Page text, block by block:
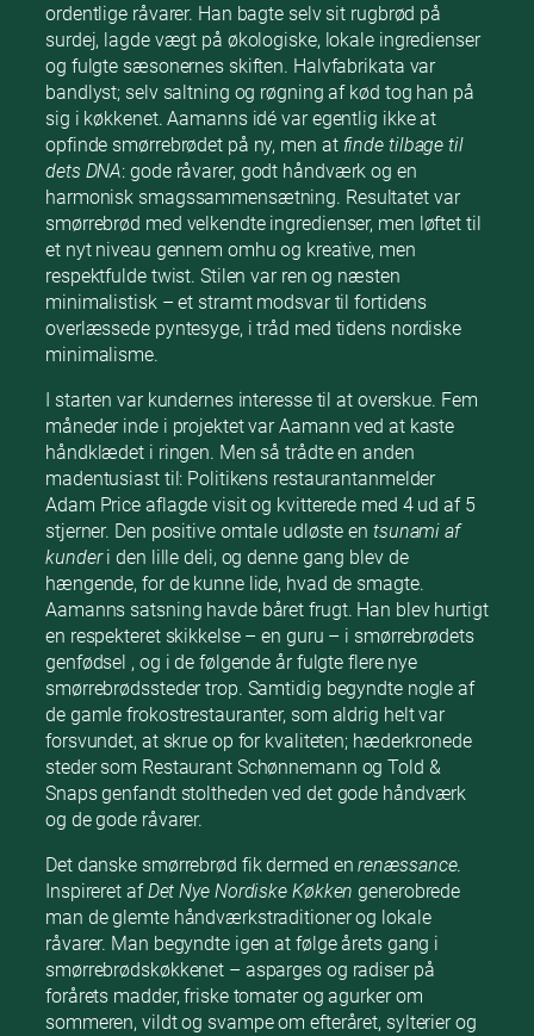
ordentlige råvarer. Han bagte selv sit rugbrød på
surdej, lagde vægt på økologiske, lokale ingredienser
og fulgte sæsonernes skiften. Halvfabrikata var
bandlyst; selv saltning og røgning af kød tog han på
sig i køkkenet. Aamanns idé var egentlig ikke at
opfinde smørrebrødet på ny, men at finde tilbage til
dets DNA: gode råvarer, godt håndværk og en
harmonisk smagssammensætning. Resultatet var
smørrebrød med velkendte ingredienser, men løftet til
et nyt niveau gennem omhu og kreative, men
respektfulde twist. Stilen var ren og næsten
minimalistisk – et stramt modsvar til fortidens
overlæssede pyntesyge, i tråd med tidens nordiske
minimalisme.
I starten var kundernes interesse til at overskue. Fem
måneder inde i projektet var Aamann ved at kaste
håndklædet i ringen. Men så trådte en anden
madentusiast til: Politikens restaurantanmelder
Adam Price aflagde visit og kvitterede med 4 ud af 5
stjerner. Den positive omtale udløste en tsunami af
kunderi den lille deli, og denne gang blev de
hængende, for de kunne lide, hvad de smagte.
Aamanns satsning havde båret frugt. Han blev hurtigt
en respekteret skikkelse – en guru – i smørrebrødets
genfødsel , og i de følgende år fulgte flere nye
smørrebrødssteder trop. Samtidig begyndte nogle af
de gamle frokostrestauranter, som aldrig helt var
forsvundet, at skrue op for kvaliteten; hæderkronede
steder som Restaurant Schønnemann og Told &
Snaps genfandt stoltheden ved det gode håndværk
og de gode råvarer.
Det danske smørrebrød fik dermed enrenæssance.
Inspireret afDet Nye Nordiske Køkken generobrede
man de glemte håndværkstraditioner og lokale
råvarer. Man begyndte igen at følge årets gang i
smørrebrødskøkkenet – asparges og radiser på
forårets madder, friske tomater og agurker om
sommeren, vildt og svampe om efteråret, sylterier og